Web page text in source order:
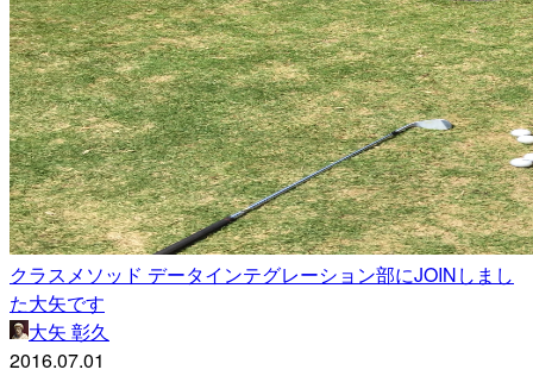
クラスメソッド データインテグレーション部にJOINしまし
た大矢です
大矢 彰久
2016.07.01